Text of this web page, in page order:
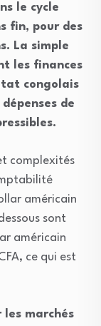
le cycle
fin, pour des
La simple
les finances
congolais
de
complexités
américain
sont
américain
ce qui est
les marchés